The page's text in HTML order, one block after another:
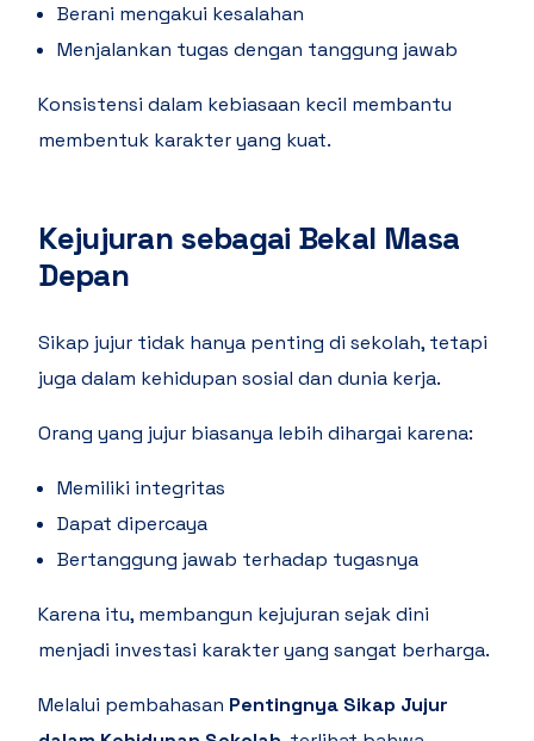
Berani mengakui kesalahan
Menjalankan tugas dengan tanggung jawab
Konsistensi dalam kebiasaan kecil membantu
membentuk karakter yang kuat.
Kejujuran sebagai Bekal Masa
Depan
Sikap jujur tidak hanya penting di sekolah, tetapi
juga dalam kehidupan sosial dan dunia kerja.
Orang yang jujur biasanya lebih dihargai karena:
Memiliki integritas
Dapat dipercaya
Bertanggung jawab terhadap tugasnya
Karena itu, membangun kejujuran sejak dini
menjadi investasi karakter yang sangat berharga.
Melalui pembahasan Pentingnya Sikap Jujur